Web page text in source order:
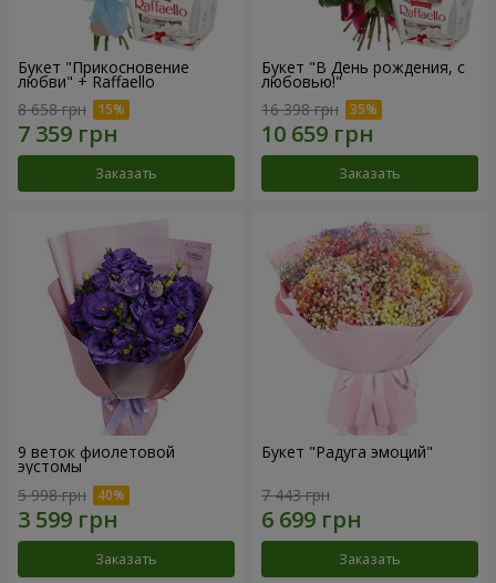
Букет "Прикосновение
любви" + Raffaello
8 658 грн
Заказать
Букет "В День рождения, с
любовью!"
16 398 грн
Заказать
9 веток фиолетовой
эустомы
5 998 грн
Заказать
Букет "Радуга эмоций"
7 443 грн
Заказать